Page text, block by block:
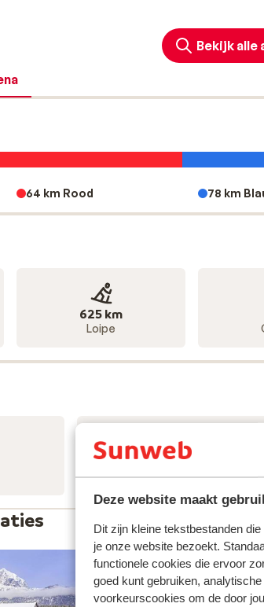
Deze website maakt
Dit zijn kleine tekstbestanden
je onze website bezoekt.
functionele cookies die ervoor
goed kunt gebruiken,
voorkeurscookies om de door
Bekijk
64 km Rood 78 km
625 km
Loipe
18
Stoeltjesliften